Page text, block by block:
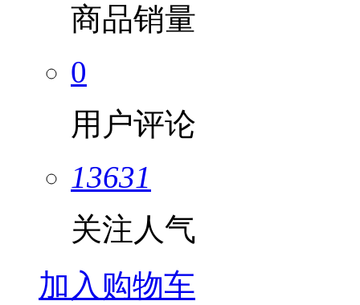
商品销量
0
用户评论
13631
关注人气
加入购物车